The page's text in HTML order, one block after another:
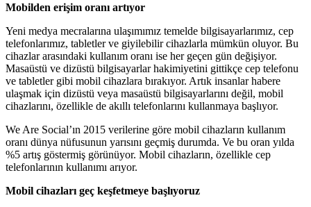
Mobilden erişim oranı artıyor
Yeni medya mecralarına ulaşımımız temelde bilgisayarlarımız, cep
telefonlarımız, tabletler ve giyilebilir cihazlarla mümkün oluyor. Bu
cihazlar arasındaki kullanım oranı ise her geçen gün değişiyor.
Masaüstü ve dizüstü bilgisayarlar hakimiyetini gittikçe cep telefonu
ve tabletler gibi mobil cihazlara bırakıyor. Artık insanlar habere
ulaşmak için dizüstü veya masaüstü bilgisayarlarını değil, mobil
cihazlarını, özellikle de akıllı telefonlarını kullanmaya başlıyor.
We Are Social’ın 2015 verilerine göre mobil cihazların kullanım
oranı dünya nüfusunun yarısını geçmiş durumda. Ve bu oran yılda
%5 artış göstermiş görünüyor. Mobil cihazların, özellikle cep
telefonlarının kullanımı arıyor.
Mobil cihazları geç keşfetmeye başlıyoruz